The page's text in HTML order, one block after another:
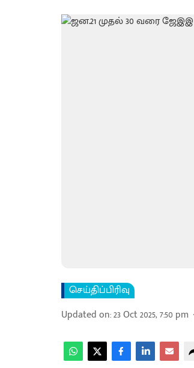
செய்திப்பிரிவு
Updated on:23 Oct 2025, 7:50 pm